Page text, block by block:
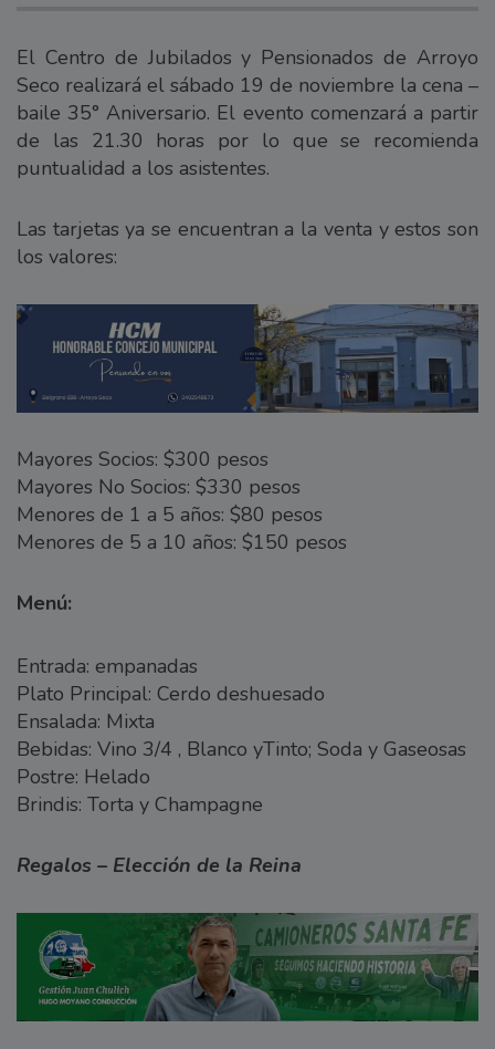
El Centro de Jubilados y Pensionados de Arroyo
Seco realizará el sábado 19 de noviembre la cena –
baile 35° Aniversario. El evento comenzará a partir
de las 21.30 horas por lo que se recomienda
puntualidad a los asistentes.
Las tarjetas ya se encuentran a la venta y estos son
los valores:
Mayores Socios: $300 pesos
Mayores No Socios: $330 pesos
Menores de 1 a 5 años: $80 pesos
Menores de 5 a 10 años: $150 pesos
Menú:
Entrada: empanadas
Plato Principal: Cerdo deshuesado
Ensalada: Mixta
Bebidas: Vino 3/4 , Blanco yTinto; Soda y Gaseosas
Postre: Helado
Brindis: Torta y Champagne
Regalos – Elección de la Reina